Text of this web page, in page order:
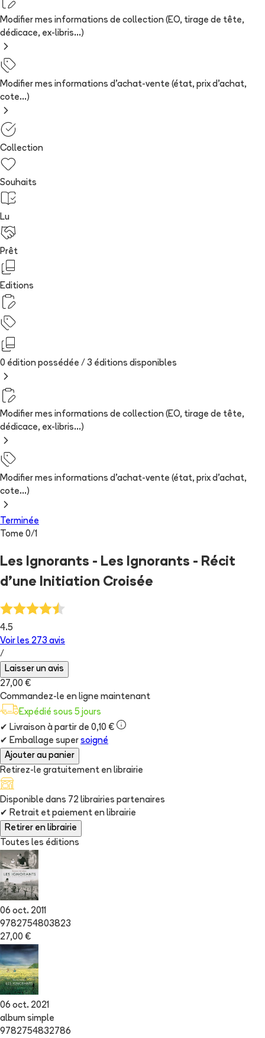
Modifier mes informations de collection (EO, tirage de tête,
dédicace, ex-libris...)
Modifier mes informations d'achat-vente (état, prix d'achat,
cote...)
Collection
Souhaits
Lu
Prêt
Editions
0 édition possédée / 3 éditions disponibles
Modifier mes informations de collection (EO, tirage de tête,
dédicace, ex-libris...)
Modifier mes informations d'achat-vente (état, prix d'achat,
cote...)
Terminée
Tome 0/1
Les Ignorants - Les Ignorants - Récit
d'une Initiation Croisée
4.5
Voir les 273 avis
/
Laisser un avis
27,00 €
Commandez-le en ligne maintenant
Expédié sous 5 jours
✔ Livraison à partir de 0,10 €
✔ Emballage super soigné
Ajouter au panier
Retirez-le gratuitement en librairie
Disponible dans 72 librairies partenaires
✔ Retrait et paiement en librairie
Retirer en librairie
Toutes les éditions
06 oct. 2011
9782754803823
27,00 €
06 oct. 2021
album simple
9782754832786